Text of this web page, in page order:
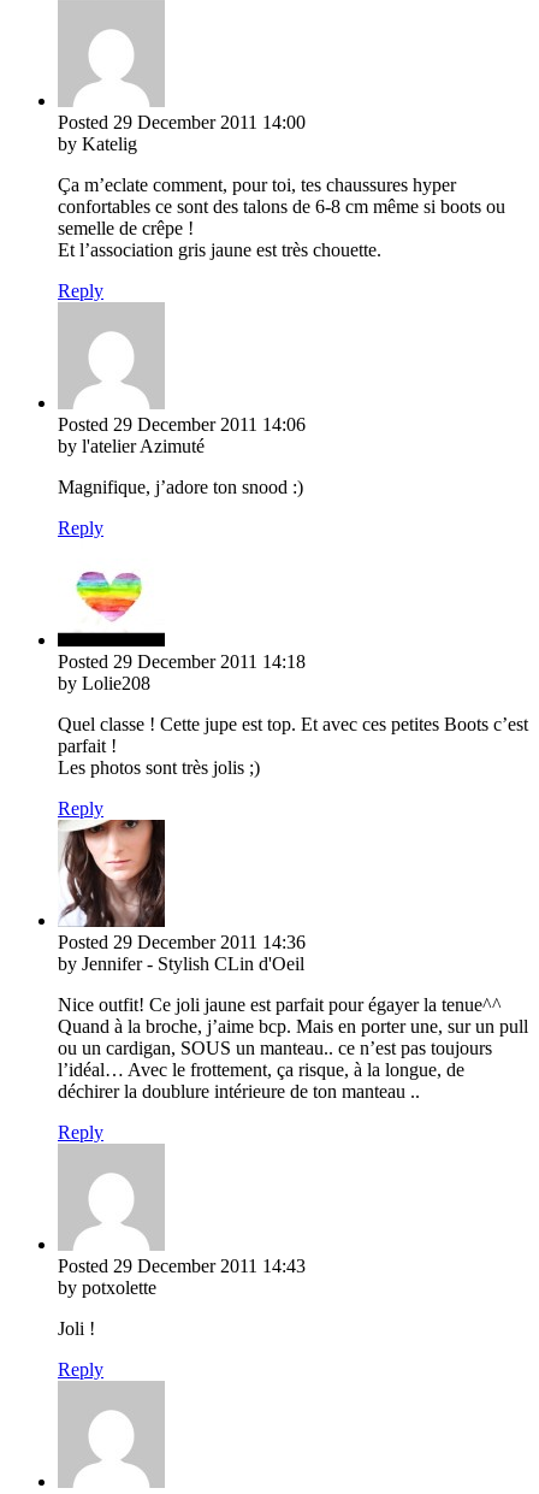
Posted 29 December 2011 14:00
by Katelig
Ça m’eclate comment, pour toi, tes chaussures hyper
confortables ce sont des talons de 6-8 cm même si boots ou
semelle de crêpe !
Et l’association gris jaune est très chouette.
Reply
Posted 29 December 2011 14:06
by l'atelier Azimuté
Magnifique, j’adore ton snood :)
Reply
Posted 29 December 2011 14:18
by Lolie208
Quel classe ! Cette jupe est top. Et avec ces petites Boots c’est
parfait !
Les photos sont très jolis ;)
Reply
Posted 29 December 2011 14:36
by Jennifer - Stylish CLin d'Oeil
Nice outfit! Ce joli jaune est parfait pour égayer la tenue^^
Quand à la broche, j’aime bcp. Mais en porter une, sur un pull
ou un cardigan, SOUS un manteau.. ce n’est pas toujours
l’idéal… Avec le frottement, ça risque, à la longue, de
déchirer la doublure intérieure de ton manteau ..
Reply
Posted 29 December 2011 14:43
by potxolette
Joli !
Reply